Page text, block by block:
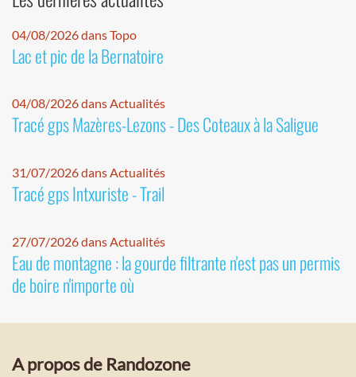
04/08/2026 dans Topo
Lac et pic de la Bernatoire
04/08/2026 dans Actualités
Tracé gps Mazères-Lezons - Des Coteaux à la Saligue
31/07/2026 dans Actualités
Tracé gps Intxuriste - Trail
27/07/2026 dans Actualités
Eau de montagne : la gourde filtrante n'est pas un permis
de boire n'importe où
A propos de Randozone